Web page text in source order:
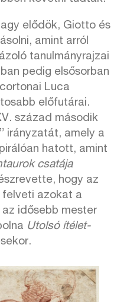
elődök, Giotto és
amint arról
tanulmányrajzai
pedig elsősorban
Luca
előfutárai.
század második
irányzatát, amely a
hatott, amint
csatája
hogy az
felveti azokat a
idősebb mester
Utolsó ítélet-